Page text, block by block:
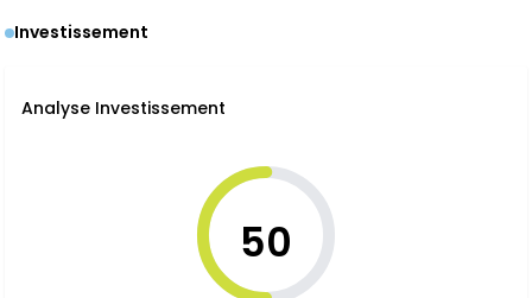
Investissement
Analyse Investissement
50